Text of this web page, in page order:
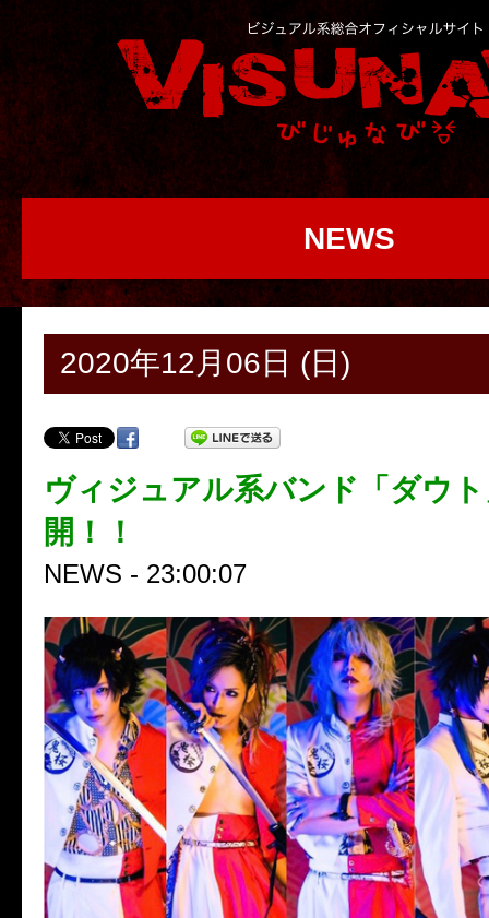
NEWS
2020年12月06日 (日)
ヴィジュアル系バンド「ダウ
開！！
NEWS - 23:00:07